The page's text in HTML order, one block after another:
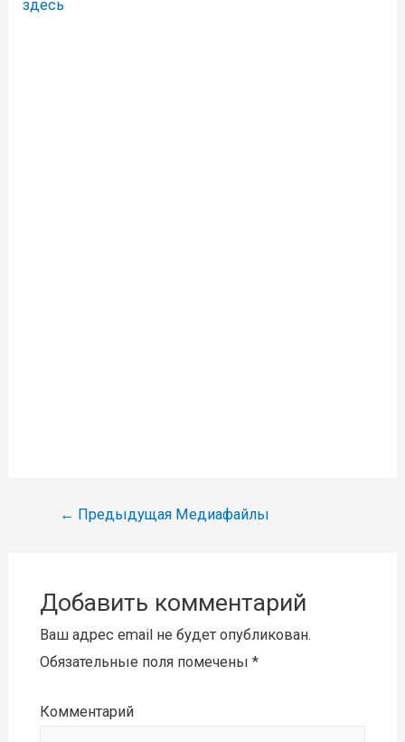
здесь
Навигация
← Предыдущая Медиафайлы
Добавить комментарий
Ваш адрес email не будет опубликован.
Обязательные поля помечены *
Комментарий